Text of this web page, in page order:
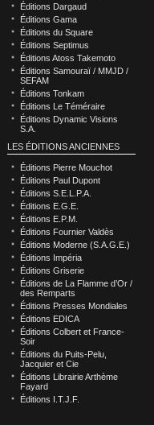
Éditions Dargaud
Éditions Gama
Éditions du Square
Éditions Septimus
Éditions Atoss Takemoto
Éditions Samouraï / MMJD /
SEFAM
Éditions Tonkam
Éditions Le Téméraire
Éditions Dynamic Visions
S.A.
LES ÉDITIONS ANCIENNES
Éditions Pierre Mouchot
Éditions Paul Dupont
Éditions S.E.L.P.A.
Éditions E.G.E.
Éditions E.P.M.
Éditions Fournier Valdès
Éditions Moderne (S.A.G.E.)
Éditions Impéria
Éditions Griserie
Éditions de La Flamme d’Or /
des Remparts
Éditions Presses Mondiales
Éditions EDICA
Éditions Colbert et France-
Soir
Éditions du Puits-Pelu,
Jacquier et Cie
Éditions Librairie Arthème
Fayard
Éditions I.T.J.F.